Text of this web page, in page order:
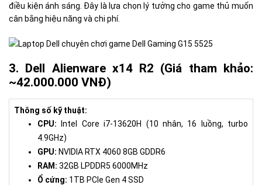
điều kiện ánh sáng. Đây là lựa chọn lý tưởng cho game thủ muốn
cân bằng hiệu năng và chi phí.
3. Dell Alienware x14 R2 (Giá tham khảo:
~42.000.000 VNĐ)
Thông số kỹ thuật:
CPU: Intel Core i7-13620H (10 nhân, 16 luồng, turbo
4.9GHz)
GPU: NVIDIA RTX 4060 8GB GDDR6
RAM: 32GB LPDDR5 6000MHz
Ổ cứng: 1TB PCIe Gen 4 SSD